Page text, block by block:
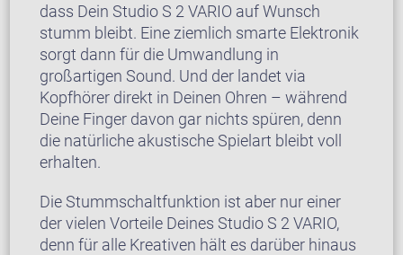
dass Dein Studio S 2 VARIO auf Wunsch
stumm bleibt. Eine ziemlich smarte Elektronik
sorgt dann für die Umwandlung in
großartigen Sound. Und der landet via
Kopfhörer direkt in Deinen Ohren – während
Deine Finger davon gar nichts spüren, denn
die natürliche akustische Spielart bleibt voll
erhalten.
Die Stummschaltfunktion ist aber nur einer
der vielen Vorteile Deines Studio S 2 VARIO,
denn für alle Kreativen hält es darüber hinaus